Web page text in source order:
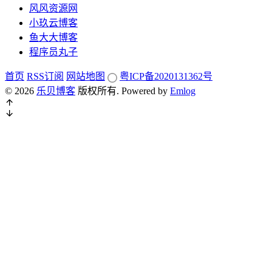
风风资源网
小玖云博客
鱼大大博客
程序员丸子
首页 RSS订阅 网站地图
粤ICP备2020131362号
© 2026 乐贝博客 版权所有. Powered by Emlog